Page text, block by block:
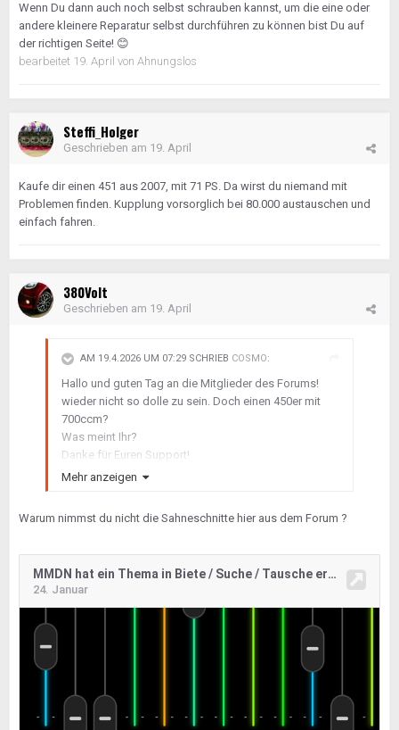
Wenn Du dann auch noch selbst schrauben kannst, um die eine oder
andere kleinere Reparatur selbst durchführen zu können bist Du auf
der richtigen Seite! 😊
bearbeitet 19. April von Ahnungslos
Steffi_Holger
Geschrieben am 19. April
Kaufe dir einen 451 aus 2007, mit 71 PS. Da wirst du niemand mit
Problemen finden. Kupplung vorsorglich bei 80.000 austauschen und
einfach fahren.
380Volt
Geschrieben am 19. April
AM 19.4.2026 UM 07:29 SCHRIEB COSMO:
Hallo und guten Tag an die Mitglieder des Forums!
wieder nicht so dolle zu sein. Doch einen 450er mit
700ccm?
Was meint Ihr?
Danke für Euren Support!
Grüße
Mehr anzeigen
Warum nimmst du nicht die Sahneschnitte hier aus dem Forum ?